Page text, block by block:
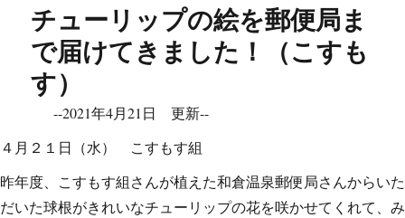
チューリップの絵を郵便局ま
で届けてきました！（こすも
す）
--2021年4月21日 更新--
４月２１日（水） こすもす組
昨年度、こすもす組さんが植えた和倉温泉郵便局さんからいた
だいた球根がきれいなチューリップの花を咲かせてくれて、み